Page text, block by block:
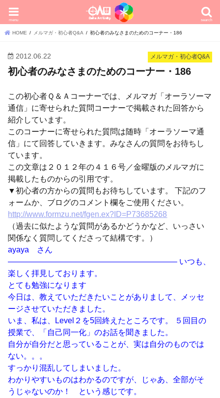
search
menu
HOME メルマガ・初心者Q&A 初心者のみなさまのためのコーナー・186
メルマガ・初心者Q&A
2012.06.22
初心者のみなさまのためのコーナー・186
この初心者Ｑ＆Ａコーナーでは、メルマガ「オーラソーマ
通信」に寄せられた質問コーナーで掲載された回答から
紹介しています。
このコーナーに寄せられた質問は随時「オーラソーマ通
信」にて回答していきます。みなさんの質問をお待ちし
ています。
この文章は２０１２年の４１６号／金曜版のメルマガに
掲載したものからの引用です。
▼初心者の方からの質問もお待ちしています。 下記のフ
ォームか、ブログのコメント欄をご使用ください。
http://www.formzu.net/fgen.ex?ID=P73685268
（過去に似たような質問があるかどうかなど、いっさい
関係なく質問してくださって結構です。）
ayaya さん
—————————————————————– いつも、
楽しく拝見しております。
とても勉強になります
今日は、教えていただきたいことがありまして、メッセ
ージさせていただきました。
いま、私は、Level２を5回終えたところです。 ５回目の
授業で、「自己同一化」のお話を聞きました。
自分が自分だと思っていることが、実は自分のものでは
ない。。。
すっかり混乱してしまいました。
わかりやすいものはわかるのですが、じゃあ、全部がそ
うじゃないのか！ という感じです。